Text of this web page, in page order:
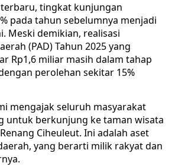
tingkat kunjungan
pada tahun sebelumnya menjadi
Meski demikian, realisasi
(PAD) Tahun 2025 yang
Rp1,6 miliar masih dalam tahap
perolehan sekitar 15%
mengajak seluruh masyarakat
untuk berkunjung ke taman wisata
Ciheuleut. Ini adalah aset
yang berarti milik rakyat dan